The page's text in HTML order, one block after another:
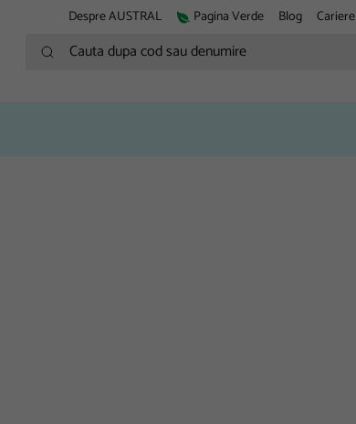
Despre AUSTRAL Pagina Verde Blog Cariere
Cauta dupa cod sau denumire